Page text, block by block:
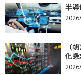
半導
（
化懸